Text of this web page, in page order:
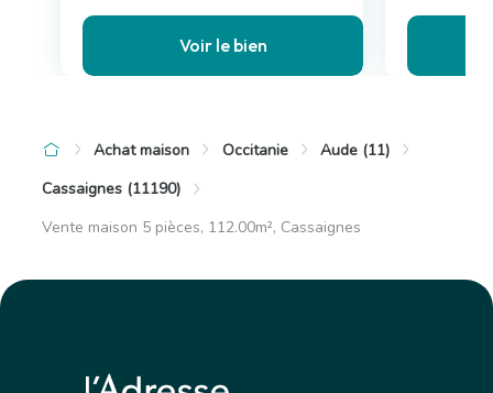
Voir le bien
Achat maison Occitanie
Aude (11)
Cassaignes (11190)
Vente maison 5 pièces, 112.00m², Cassaignes